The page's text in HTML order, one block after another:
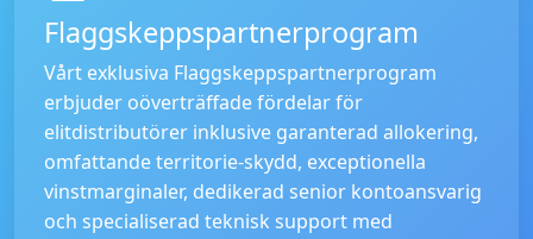
Flaggskeppspartnerprogram
Vårt exklusiva Flaggskeppspartnerprogram
erbjuder oöverträffade fördelar för
elitdistributörer inklusive garanterad allokering,
omfattande territorie-skydd, exceptionella
vinstmarginaler, dedikerad senior kontoansvarig
och specialiserad teknisk support med